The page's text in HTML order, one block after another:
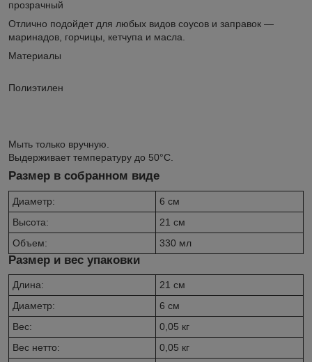
прозрачный
Отлично подойдет для любых видов соусов и заправок —
маринадов, горчицы, кетчупа и масла.
Материалы
Полиэтилен
Мыть только вручную.
Выдерживает температуру до 50°C.
Размер в собранном виде
Диаметр:
6 см
Высота:
21 см
Объем:
330 мл
Размер и вес упаковки
Длина:
21 см
Диаметр:
6 см
Вес:
0,05 кг
Вес нетто:
0,05 кг